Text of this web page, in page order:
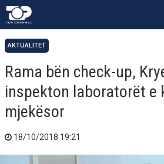
AKTUALITET
Rama bën check-up,
inspekton laboratorët e
mjekësor
18/10/2018 19:21